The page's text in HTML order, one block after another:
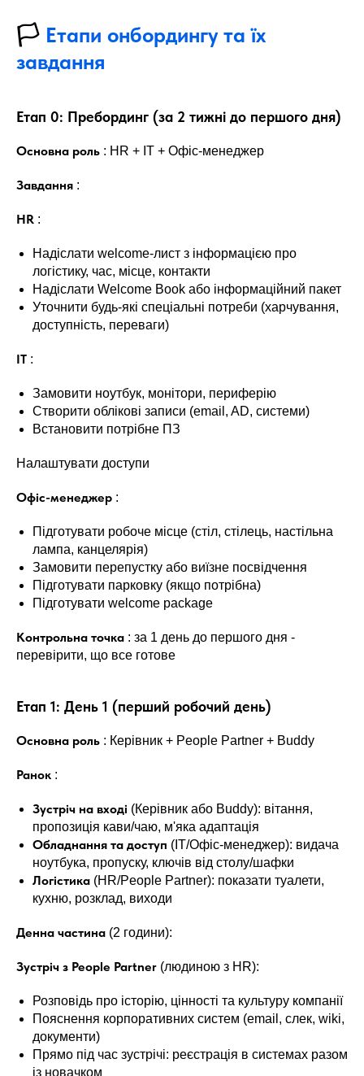
🏳 Етапи онбордингу та їх
завдання
Етап 0: Пребординг (за 2 тижні до першого дня)
Основна роль : HR + IT + Офіс-менеджер
Завдання :
HR :
Надіслати welcome-лист з інформацією про
логістику, час, місце, контакти
Надіслати Welcome Book або інформаційний пакет
Уточнити будь-які спеціальні потреби (харчування,
доступність, переваги)
IT :
Замовити ноутбук, монітори, периферію
Створити облікові записи (email, AD, системи)
Встановити потрібне ПЗ
Налаштувати доступи
Офіс-менеджер :
Підготувати робоче місце (стіл, стілець, настільна
лампа, канцелярія)
Замовити перепустку або виїзне посвідчення
Підготувати парковку (якщо потрібна)
Підготувати welcome package
Контрольна точка : за 1 день до першого дня -
перевірити, що все готове
Етап 1: День 1 (перший робочий день)
Основна роль : Керівник + People Partner + Buddy
Ранок :
Зустріч на вході (Керівник або Buddy): вітання,
пропозиція кави/чаю, м'яка адаптація
Обладнання та доступ (IT/Офіс-менеджер): видача
ноутбука, пропуску, ключів від столу/шафки
Логістика (HR/People Partner): показати туалети,
кухню, розклад, виходи
Денна частина (2 години):
Зустріч з People Partner (людиною з HR):
Розповідь про історію, цінності та культуру компанії
Пояснення корпоративних систем (email, слек, wiki,
документи)
Прямо під час зустрічі: реєстрація в системах разом
із новачком